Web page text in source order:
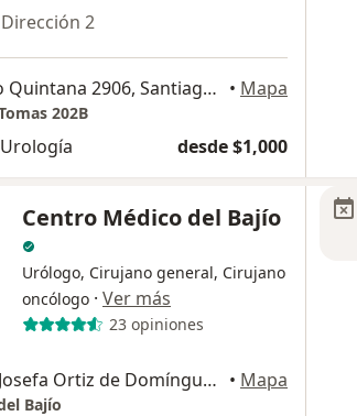
Dirección 2
Blvd. Bernardo Quintana 2906, Santiago de Querétaro • Mapa
202B
desde $1,000
Centro Médico del Bajío
Urólogo, Cirujano general, Cirujano
oncólogo · Ver más
23 opiniones
Prolongación Josefa Ortiz de Domínguez 102, Corregidora • Mapa
Bajío